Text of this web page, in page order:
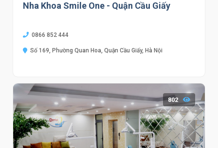
Nha Khoa Smile One - Quận Cầu Giấy
0866 852 444
Số 169, Phường Quan Hoa, Quận Cầu Giấy, Hà Nội
802